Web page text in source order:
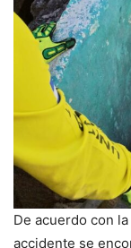
De acuerdo con
accidente se